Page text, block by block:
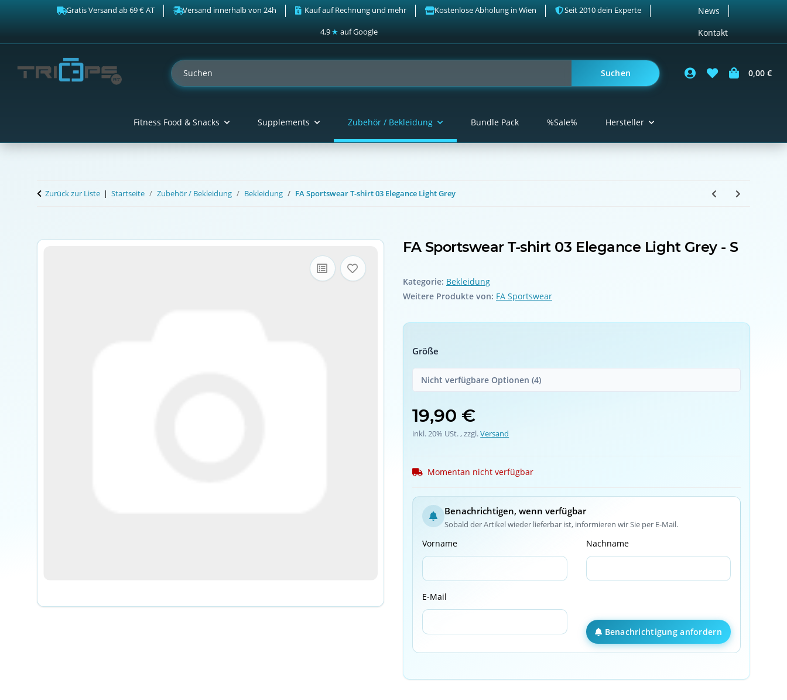
News
Kontakt
Gratis Versand ab 69 € AT Versand innerhalb von 24h Kauf auf Rechnung und mehr Kostenlose Abholung in Wien Seit 2010 dein Experte
4,9★ auf Google
Suchen 0,00 €
Fitness Food & Snacks Supplements Zubehör / Bekleidung Bundle Pack %Sale% Hersteller
Zurück zur Liste Startseite Zubehör / Bekleidung Bekleidung FA Sportswear T-shirt 03 Elegance Light Grey
FA Sportswear T-shirt 03 Elegance Light Grey - S
Kategorie: Bekleidung
Weitere Produkte von: FA Sportswear
Größe
Nicht verfügbare Optionen (4)
19,90 €
inkl. 20% USt. , zzgl.Versand
Momentan nicht verfügbar
Benachrichtigen, wenn verfügbar
Sobald der Artikel wieder lieferbar ist, informieren wir Sie per E-Mail.
Vorname Nachname
E-Mail
Benachrichtigung anfordern